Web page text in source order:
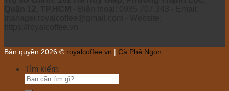
Bản quyền 2026 © royalcoffee.vn | Cà Phê Ngon
Tìm kiếm: